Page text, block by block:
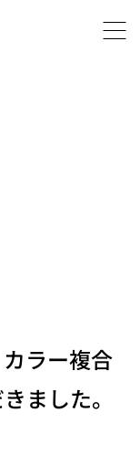
ラー複合
ました。